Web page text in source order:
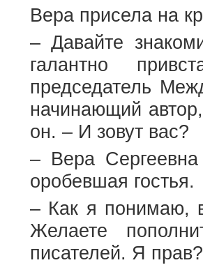
Вера присела на
– Давайте
галантно
председатель
начинающий
он. – И зовут вас?
– Вера
оробевшая гостья.
– Как я понимаю,
Желаете
писателей. Я прав?